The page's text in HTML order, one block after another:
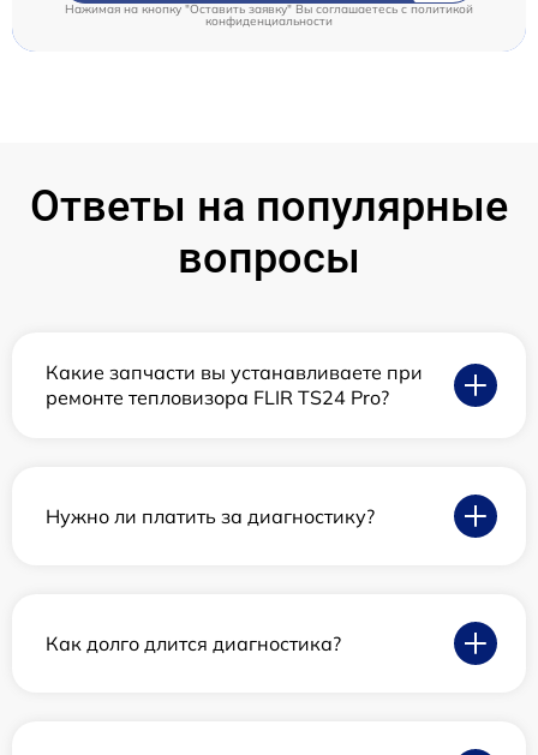
Нажимая на кнопку "Оставить заявку" Вы соглашаетесь c политикой
конфиденциальности
Ответы на популярные
вопросы
Какие запчасти вы устанавливаете при
ремонте тепловизора FLIR TS24 Pro?
Нужно ли платить за диагностику?
Как долго длится диагностика?